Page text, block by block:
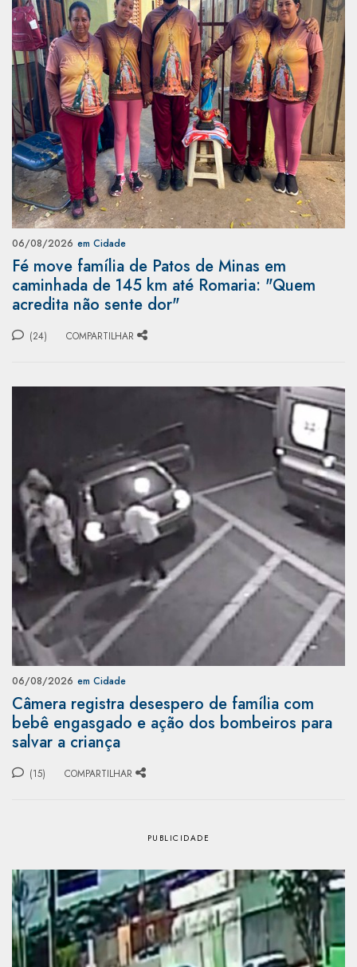
06/08/2026 em Cidade
Fé move família de Patos de Minas em
caminhada de 145 km até Romaria: "Quem
acredita não sente dor"
(24) COMPARTILHAR
06/08/2026 em Cidade
Câmera registra desespero de família com
bebê engasgado e ação dos bombeiros para
salvar a criança
(15) COMPARTILHAR